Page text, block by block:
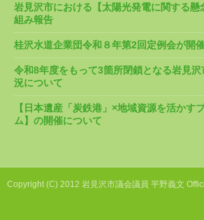
岩見沢市における【太陽光発電に関する懸
組み報告
桂沢水道企業団令和８年第2回定例会が開
令和8年度をもって3箇所閉鎖となる岩見
況について
【日本遺産「炭鉄港」×地域資源を活かす
ム】の開催について
Copyright (C) 2012 岩見沢市議会議員 平野義文